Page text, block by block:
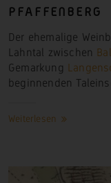
PFAFFENBERG
Der ehemalige
Lahntal zwischen
Gemarkung
beginnenden
Weiterlesen